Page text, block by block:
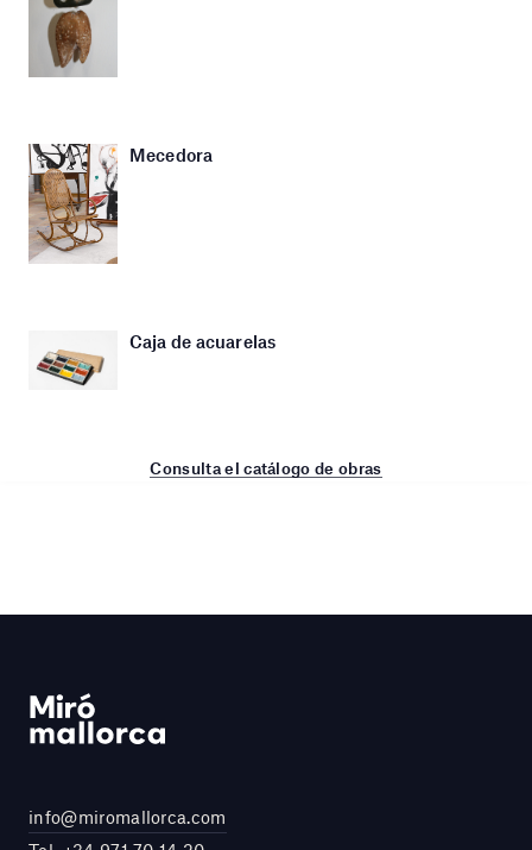
Mecedora
Caja de acuarelas
Consulta el catálogo de obras
info@miromallorca.com